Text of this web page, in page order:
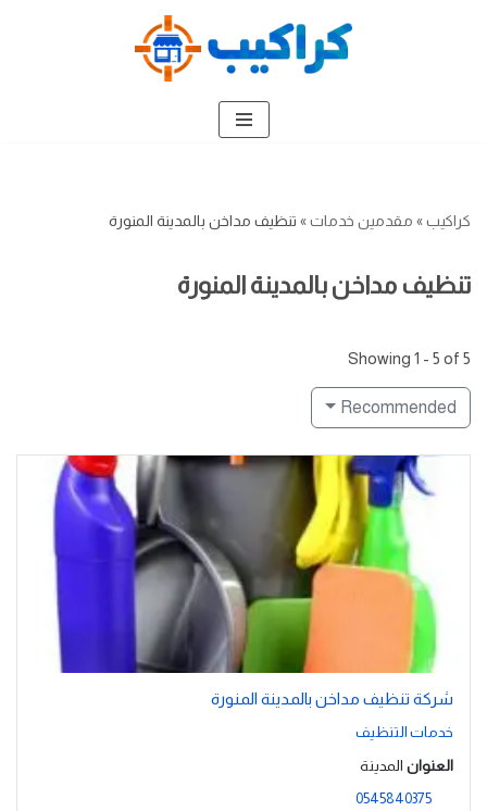
كراكيب» مقدمين خدمات» تنظيف مداخن بالمدينة المنورة
تنظيف مداخن بالمدينة المنورة
Showing 1 - 5 of 5
Recommended
شركة تنظيف مداخن بالمدينة المنورة
خدمات التنظيف
العنوان المدينة
0545840375